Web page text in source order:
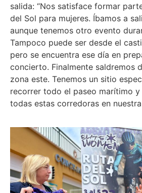
salida: “Nos satisface formar
del Sol para mujeres. Íbamos a
aunque tenemos otro evento
Tampoco puede ser desde el
pero se encuentra ese día en
concierto. Finalmente saldremos
zona este. Tenemos un sitio
recorrer todo el paseo marítimo
todas estas corredoras en nuestra